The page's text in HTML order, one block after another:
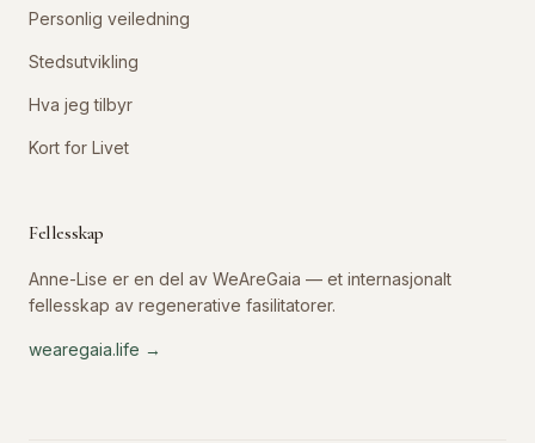
Personlig veiledning
Stedsutvikling
Hva jeg tilbyr
Kort for Livet
Fellesskap
Anne-Lise er en del av WeAreGaia — et internasjonalt
fellesskap av regenerative fasilitatorer.
wearegaia.life →